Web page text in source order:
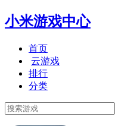
小米游戏中心
首页
云游戏
排行
分类